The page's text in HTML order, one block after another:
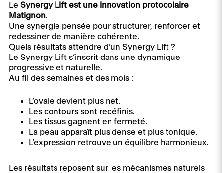
Le Synergy Lift est une innovation protocolaire
Matignon.
Une synergie pensée pour structurer, renforcer et
redessiner de manière cohérente.
Quels résultats attendre d’un Synergy Lift ?
Le Synergy Lift s’inscrit dans une dynamique
progressive et naturelle.
Au fil des semaines et des mois :
L’ovale devient plus net.
Les contours sont redéfinis.
Les tissus gagnent en fermeté.
La peau apparaît plus dense et plus tonique.
L’expression retrouve un équilibre harmonieux.
Les résultats reposent sur les mécanismes naturels